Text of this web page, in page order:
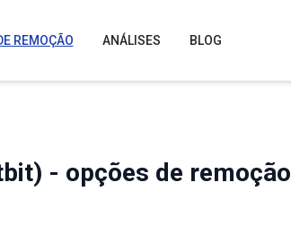
REMOÇÃO ANÁLISES BLOG
- opções de remoção